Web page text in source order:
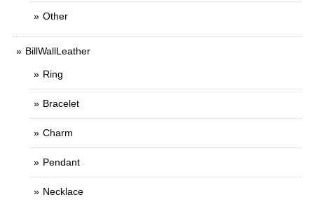
Other
BillWallLeather
Ring
Bracelet
Charm
Pendant
Necklace